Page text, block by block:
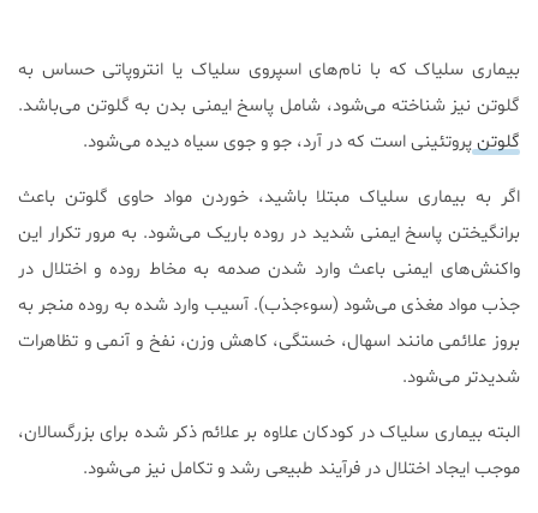
بیماری سلیاک که با نام‌های اسپروی سلیاک یا انتروپاتی حساس به
گلوتن نیز شناخته می‌شود، شامل پاسخ ایمنی بدن به گلوتن می‌باشد.
گلوتنپروتئینی است که در آرد، جو و جوی سیاه دیده می‌شود.
اگر به بیماری سلیاک مبتلا باشید، خوردن مواد حاوی گلوتن باعث
برانگیختن پاسخ ایمنی شدید در روده باریک می‌شود. به مرور تکرار این
واکنش‌های ایمنی باعث وارد شدن صدمه به مخاط روده و اختلال در
جذب مواد مغذی می‌شود (سوءجذب). آسیب وارد شده به روده منجر به
بروز علائمی مانند اسهال، خستگی، کاهش وزن، نفخ و آنمی و تظاهرات
شدیدتر می‌شود.
البته بیماری سلیاک در کودکان علاوه بر علائم ذکر شده برای بزرگسالان،
موجب ایجاد اختلال در فرآیند طبیعی رشد و تکامل نیز می‌شود.